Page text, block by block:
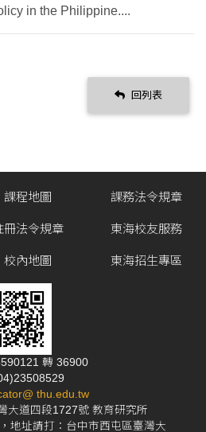
in the Philippine....
回列表
課程地圖
冊法令規章
校內地圖
課務法令規章
東海校友服務
東海招生專區
轉 36900
thu.edu.tw
大道四段1727號 教育研究所
地址請打：台中市西屯區臺灣大